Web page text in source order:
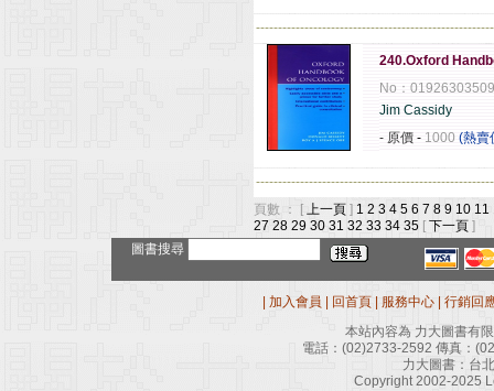
240.Oxford
No：01926303509
Jim Cassidy
- 原價 - 1000 (熱賣
頁數 ： [ 上一頁 ] 1 2 3 4 5 6 7 8 9 10 11
27 28 29 30 31 32 33 34 35 [ 下一頁 ]
圖書搜尋
加入會員 回首頁 服務中心
行銷回
本站內容為 力大圖書有
電話： (02)2733-2592 傳真：
力大圖書：台
Copyright 2002-2025